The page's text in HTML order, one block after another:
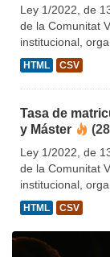
Ley 1/2022, de
de la Comunitat
institucional,
HTML CSV
Tasa de
y Máster
Ley 1/2022, de
de la Comunitat
institucional,
HTML CSV